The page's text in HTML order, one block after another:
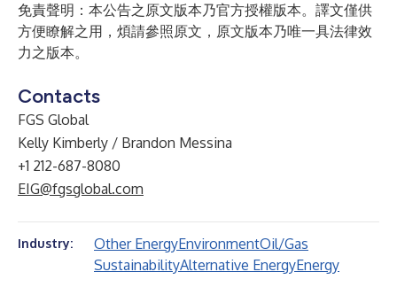
免責聲明：本公告之原文版本乃官方授權版本。譯文僅供
方便瞭解之用，煩請參照原文，原文版本乃唯一具法律效
力之版本。
Contacts
FGS Global
Kelly Kimberly / Brandon Messina
+1 212-687-8080
EIG@fgsglobal.com
Industry: Other EnergyEnvironmentOil/Gas
SustainabilityAlternative EnergyEnergy